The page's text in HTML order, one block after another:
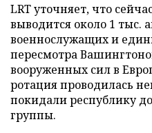
LRT уточняет, что
выводится около 1 тыс.
военнослужащих и
пересмотра
вооруженных сил в
ротация проводилась
покидали республику
группы.